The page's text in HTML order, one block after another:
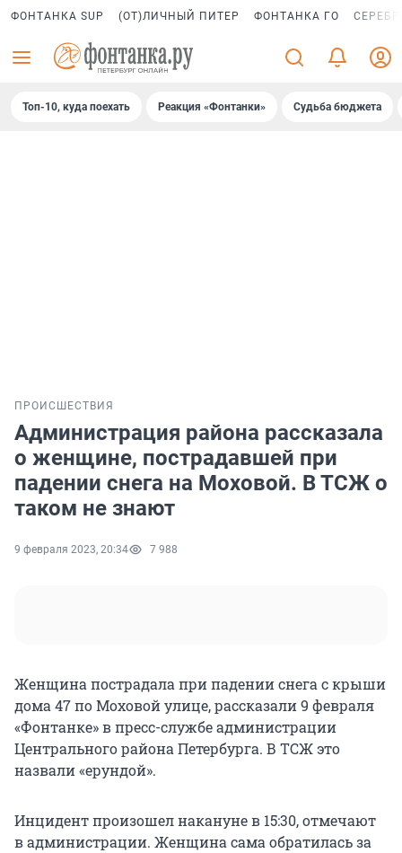
ФОНТАНКА SUP (ОТ)ЛИЧНЫЙ ПИТЕР ФОНТАНКА ГО
Топ-10, куда поехать Реакция «Фонтанки» Судьба бюджета
ПРОИСШЕСТВИЯ
Администрация района рассказала
о женщине, пострадавшей при
падении снега на Моховой. В ТСЖ о
таком не знают
9 февраля 2023, 20:34 7 988
Женщина пострадала при падении снега с крыши
дома 47 по Моховой улице, рассказали 9 февраля
«Фонтанке» в пресс-службе администрации
Центрального района Петербурга. В ТСЖ это
назвали «ерундой».
Инцидент произошел накануне в 15:30, отмечают
в администрации. Женщина сама обратилась за